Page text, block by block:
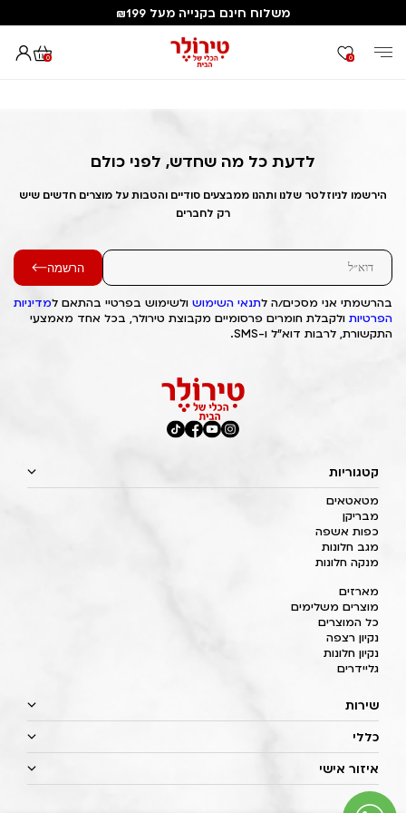
משלוח חינם בקנייה מעל ₪199
0 0
דף הבית Out of Stock Alert 2025/07/01 1751404680
לדעת כל מה שחדש, לפני כולם
הירשמו לניוזלטר שלנו ותהנו ממבצעים סודיים והטבות על מוצרים חדשים שיש
רק לחברים
הרשמה
בהרשמתי אני מסכים/ה לתנאי השימוש ולשימוש בפרטיי בהתאם למדיניות
הפרטיות ולקבלת חומרים פרסומיים מקבוצת טירולר, בכל אחד מאמצעי
התקשורת, לרבות דוא"ל ו-SMS.
קטגוריות
מטאטאים
מבריקן
כפות אשפה
מגב חלונות
מנקה חלונות
מארזים
מוצרים משלימים
כל המוצרים
נקיון רצפה
נקיון חלונות
גליידרים
שירות
כללי
איזור אישי